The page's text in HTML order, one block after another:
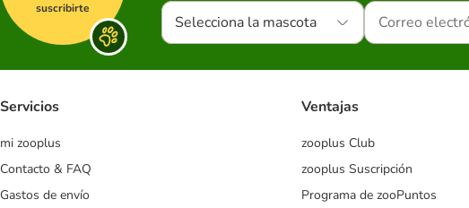
suscribirte
Selecciona la mascota
Servicios
mi zooplus
Contacto & FAQ
Gastos de envío
Ventajas
zooplus Club
zooplus Suscripción
Programa de zooPuntos